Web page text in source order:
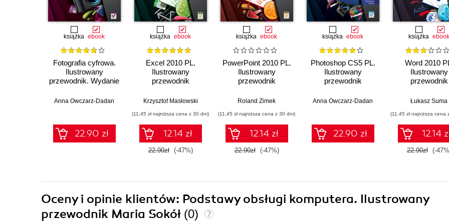
książka ebook
Fotografia cyfrowa.
Ilustrowany
przewodnik. Wydanie
Anna Owczarz-Dadan
22.90 zł
książka ebook
Excel 2010 PL.
Ilustrowany
przewodnik
Krzysztof Masłowski
(11,45 zł najniższa cena z 30 dni)
12.14 zł
22.90zł (-47%)
książka ebook
PowerPoint 2010 PL.
Ilustrowany
przewodnik
Roland Zimek
(11,45 zł najniższa cena z 30 dni)
12.14 zł
22.90zł (-47%)
książka ebook
Photoshop CS5 PL.
Ilustrowany
przewodnik
Anna Owczarz-Dadan
22.90 zł
książka ebook
Word 2010
Ilustrowany
przewodnik
Łukasz Suma
(11,45 zł najniższa cena
12.14
22.90zł (-
Oceny i opinie klientów: Podstawy obsługi komputera. Ilustrowany
przewodnik Maria Sokół (0)